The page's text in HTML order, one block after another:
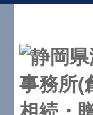
ホーム
事務所紹介